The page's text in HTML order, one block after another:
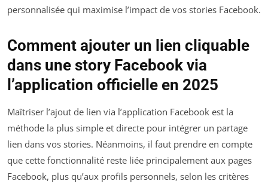
personnalisée qui maximise l’impact de vos stories Facebook.
Comment ajouter un lien cliquable
dans une story Facebook via
l’application officielle en 2025
Maîtriser l’ajout de lien via l’application Facebook est la
méthode la plus simple et directe pour intégrer un partage
lien dans vos stories. Néanmoins, il faut prendre en compte
que cette fonctionnalité reste liée principalement aux pages
Facebook, plus qu’aux profils personnels, selon les critères